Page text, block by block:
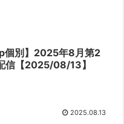
個別】2025年8月第2
信【2025/08/13】
2025.08.13